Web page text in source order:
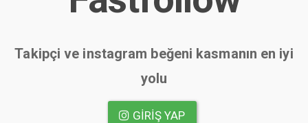
Takipçi ve instagram beğeni kasmanın en iyi
yolu
GIRIŞ YAP